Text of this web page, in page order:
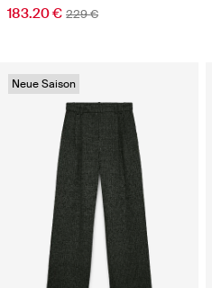
183.20 € 229 €
Neue Saison